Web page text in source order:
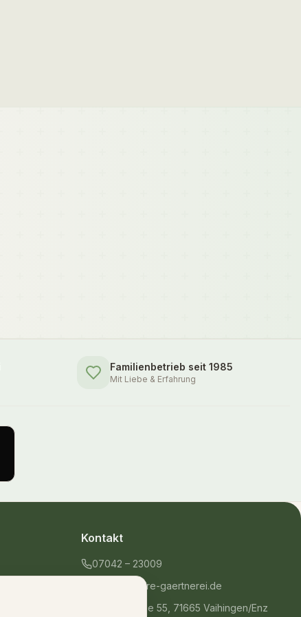
Familienbetrieb seit 1985
Mit Liebe & Erfahrung
Kontakt
07042 – 23009
shop@unsere-gaertnerei.de
Dennefstraße 55, 71665 Vaihingen/Enz